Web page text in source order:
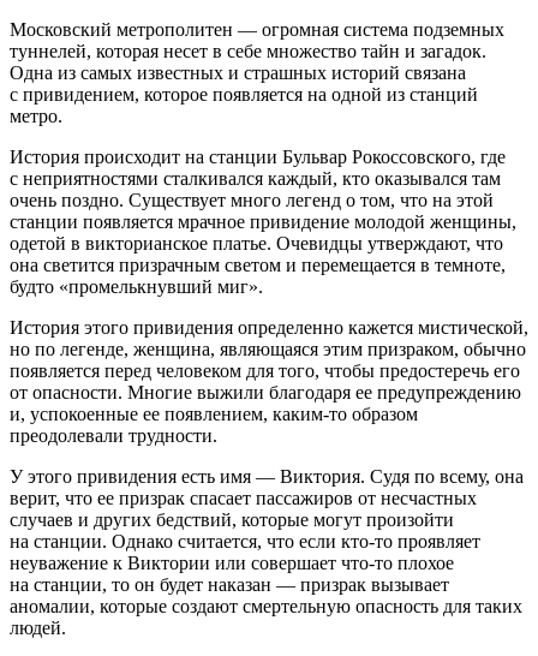
Московский метрополитен — огромная система подземных
туннелей, которая несет в себе множество тайн и загадок.
Одна из самых известных и страшных историй связана
с привидением, которое появляется на одной из станций
метро.
История происходит на станции Бульвар Рокоссовского, где
с неприятностями сталкивался каждый, кто оказывался там
очень поздно. Существует много легенд о том, что на этой
станции появляется мрачное привидение молодой женщины,
одетой в викторианское платье. Очевидцы утверждают, что
она светится призрачным светом и перемещается в темноте,
будто «промелькнувший миг».
История этого привидения определенно кажется мистической,
но по легенде, женщина, являющаяся этим призраком, обычно
появляется перед человеком для того, чтобы предостеречь его
от опасности. Многие выжили благодаря ее предупреждению
и, успокоенные ее появлением, каким-то образом
преодолевали трудности.
У этого привидения есть имя — Виктория. Судя по всему, она
верит, что ее призрак спасает пассажиров от несчастных
случаев и других бедствий, которые могут произойти
на станции. Однако считается, что если кто-то проявляет
неуважение к Виктории или совершает что-то плохое
на станции, то он будет наказан — призрак вызывает
аномалии, которые создают смертельную опасность для таких
людей.